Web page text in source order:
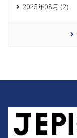
2025年08月 (2)